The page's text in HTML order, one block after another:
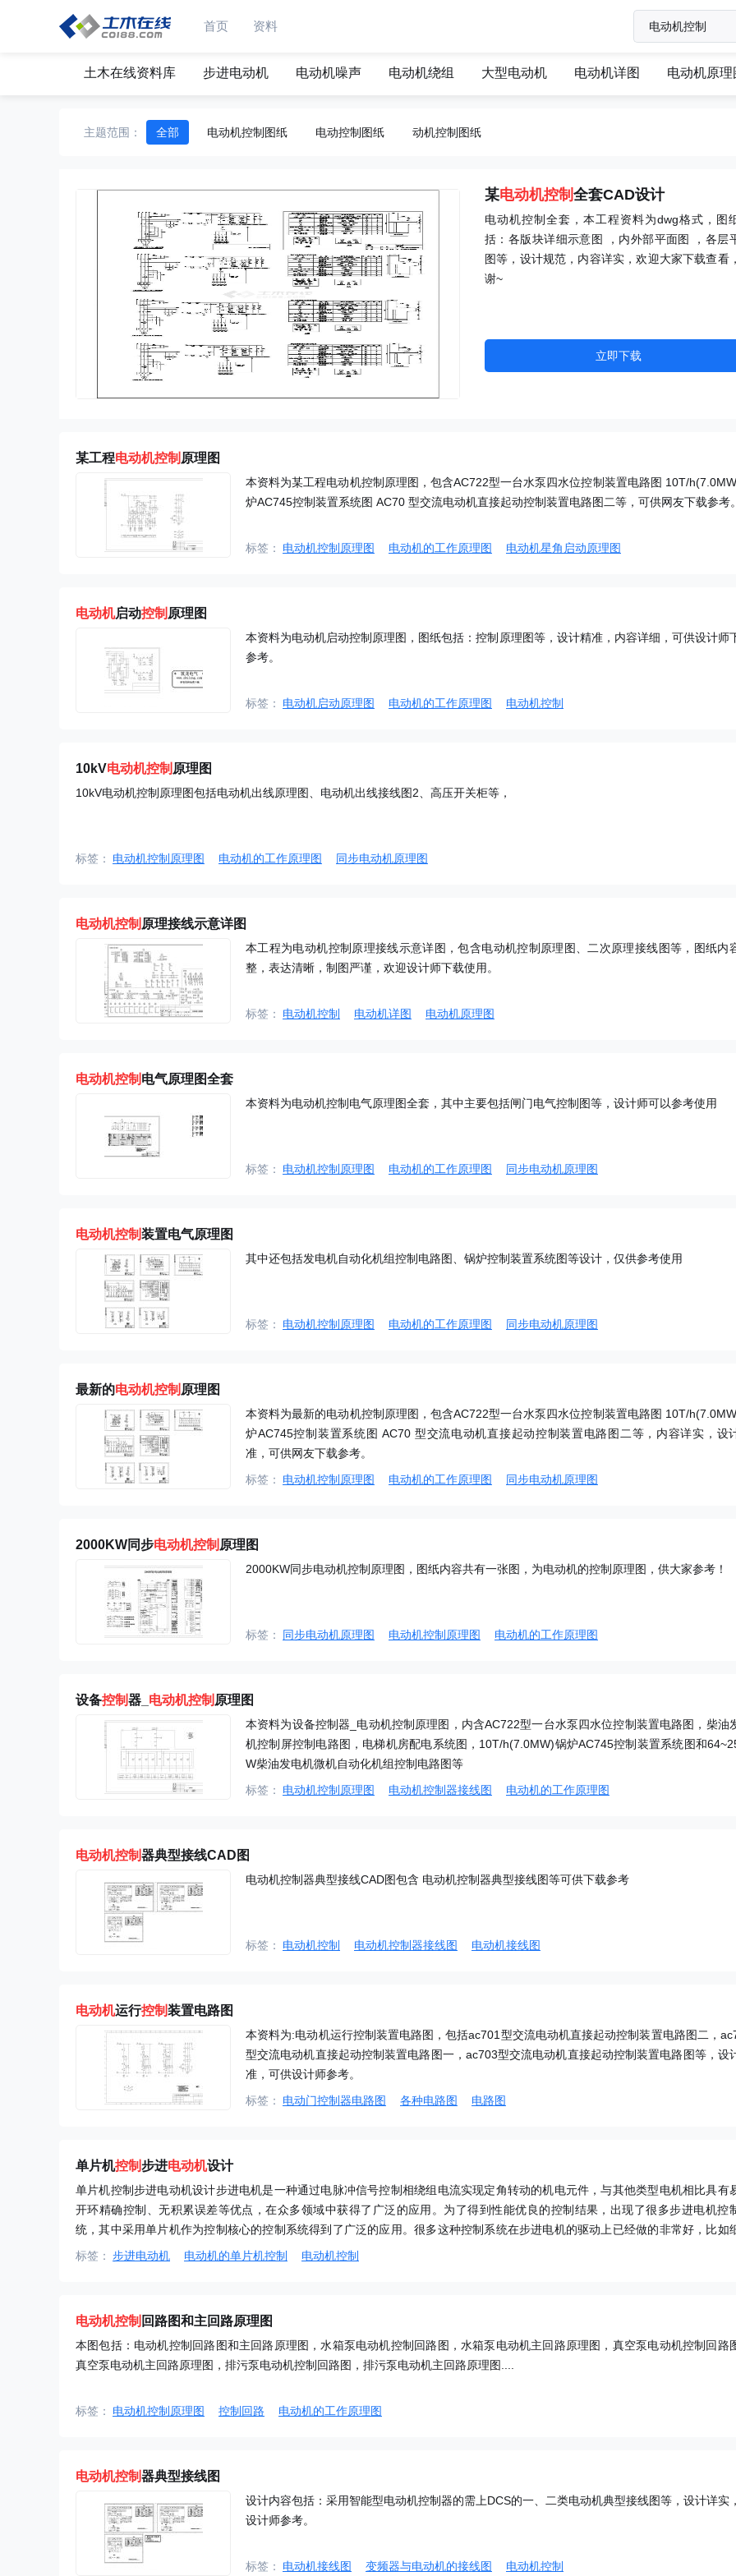
首页 资料
土木在线资料库 步进电动机 电动机噪声 电动机绕组 大型电动机 电动机详图 电动机原理
主题范围： 全部 电动机控制图纸 电动控制图纸 动机控制图纸
某电动机控制 全套CAD设计
电动机控制全套，本工程资料为dwg格式，图
括：各版块详细示意图 ，内外部平面图 ，各层
图等，设计规范，内容详实，欢迎大家下载查看
谢~
立即下载
某工程电动机控制 原理图
本资料为某工程电动机控制原理图，包含AC722型一台水泵四水位控制装置电路图 10T/
炉AC745控制装置系统图 AC70 型交流电动机直接起动控制装置电路图二等，可供网友下载参考
标签： 电动机控制原理图 电动机的工作原理图 电动机星角启动原理图
电动机启动控制 原理图
本资料为电动机启动控制原理图，图纸包括：控制原理图等，设计精准，内容详细，可供设计师
参考。
标签： 电动机启动原理图 电动机的工作原理图 电动机控制
10kV电动机控制 原理图
10kV电动机控制原理图包括电动机出线原理图、电动机出线接线图2、高压开关柜等，
标签： 电动机控制原理图 电动机的工作原理图 同步电动机原理图
电动机控制 原理接线示意详图
本工程为电动机控制原理接线示意详图，包含电动机控制原理图、二次原理接线图等，图纸内
整，表达清晰，制图严谨，欢迎设计师下载使用。
标签： 电动机控制 电动机详图 电动机原理图
电动机控制 电气原理图全套
本资料为电动机控制电气原理图全套，其中主要包括闸门电气控制图等，设计师可以参考使用
标签： 电动机控制原理图 电动机的工作原理图 同步电动机原理图
电动机控制装置电气原理图
其中还包括发电机自动化机组控制电路图、锅炉控制装置系统图等设计，仅供参考使用
标签： 电动机控制原理图 电动机的工作原理图 同步电动机原理图
最新的电动机控制 原理图
本资料为最新的电动机控制原理图，包含AC722型一台水泵四水位控制装置电路图 10T/
炉AC745控制装置系统图 AC70 型交流电动机直接起动控制装置电路图二等，内容详实，设
准，可供网友下载参考。
标签：
电动机控制原理图 电动机的工作原理图 同步电动机原理图
2000KW同步电动机控制 原理图
2000KW同步电动机控制原理图，图纸内容共有一张图，为电动机的控制原理图，供大家参考！
标签： 同步电动机原理图 电动机控制原理图 电动机的工作原理图
设备控制器_ 电动机控制 原理图
本资料为设备控制器_电动机控制原理图，内含AC722型一台水泵四水位控制装置电路图，柴油
机控制屏控制电路图，电梯机房配电系统图，10T/h(7.0MW)锅炉AC745控制装置系统图和
W柴油发电机微机自动化机组控制电路图等
标签：
电动机控制原理图 电动机控制器接线图 电动机的工作原理图
电动机控制器典型接线CAD图
电动机控制器典型接线CAD图包含 电动机控制器典型接线图等可供下载参考
标签： 电动机控制 电动机控制器接线图 电动机接线图
电动机运行控制装置电路图
本资料为:电动机运行控制装置电路图，包括ac701型交流电动机直接起动控制装置电路图二，
型交流电动机直接起动控制装置电路图一，ac703型交流电动机直接起动控制装置电路图等，设
准，可供设计师参考。
标签：
电动门控制器电路图 各种电路图 电路图
单片机控制步进电动机设计
单片机控制步进电动机设计步进电机是一种通过电脉冲信号控制相绕组电流实现定角转动的机电元件，与其他类型电机相比具有
开环精确控制、无积累误差等优点，在众多领域中获得了广泛的应用。为了得到性能优良的控制结果，出现了很多步进电机控
统，其中采用单片机作为控制核心的控制系统得到了广泛的应用。很多这种控制系统在步进电机的驱动上已经做的非常好，比如
驱动技术，但是有的系统比较复杂，和一些相对比较简单...
标签： 步进电动机 电动机的单片机控制 电动机控制
电动机控制 回路图和主回路原理图
本图包括：电动机控制回路图和主回路原理图，水箱泵电动机控制回路图，水箱泵电动机主回路原理图，真空泵电动机控制回路
真空泵电动机主回路原理图，排污泵电动机控制回路图，排污泵电动机主回路原理图....
标签： 电动机控制原理图 控制回路 电动机的工作原理图
电动机控制器典型接线图
设计内容包括：采用智能型电动机控制器的需上DCS的一、二类电动机典型接线图等，设计详实
设计师参考。
标签： 电动机接线图 变频器与电动机的接线图 电动机控制